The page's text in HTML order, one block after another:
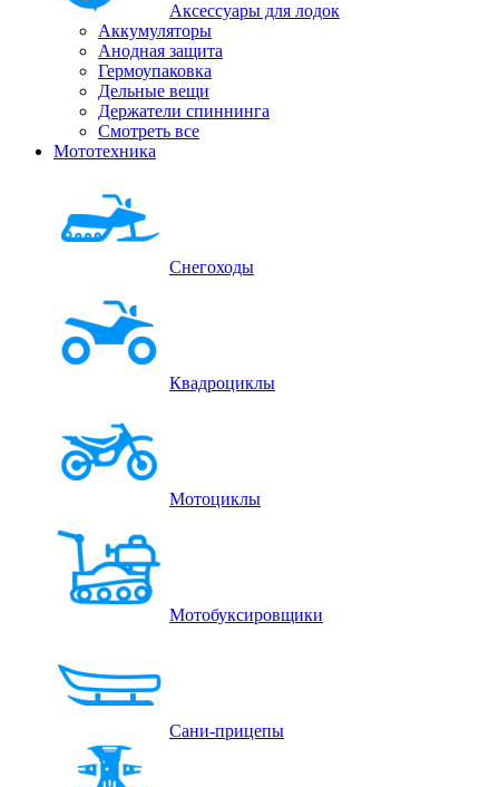
Аксессуары для лодок
Аккумуляторы
Анодная защита
Гермоупаковка
Дельные вещи
Держатели спиннинга
Смотреть все
Мототехника
Снегоходы
Квадроциклы
Мотоциклы
Мотобуксировщики
Сани-прицепы